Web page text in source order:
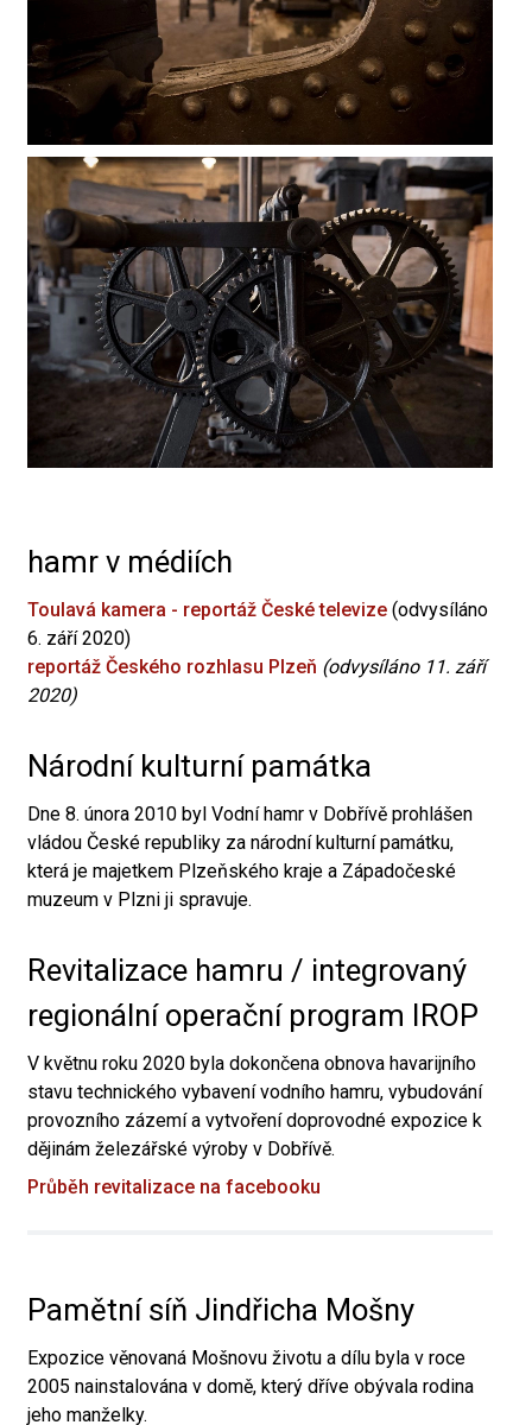
hamr v médiích
Toulavá kamera - reportáž České televize (odvysíláno
6. září 2020)
reportáž Českého rozhlasu Plzeň (odvysíláno 11. září
2020)
Národní kulturní památka
Dne 8. února 2010 byl Vodní hamr v Dobřívě prohlášen
vládou České republiky za národní kulturní památku,
která je majetkem Plzeňského kraje a Západočeské
muzeum v Plzni ji spravuje.
Revitalizace hamru / integrovaný
regionální operační program IROP
V květnu roku 2020 byla dokončena obnova havarijního
stavu technického vybavení vodního hamru, vybudování
provozního zázemí a vytvoření doprovodné expozice k
dějinám železářské výroby v Dobřívě.
Průběh revitalizace na facebooku
Pamětní síň Jindřicha Mošny
Expozice věnovaná Mošnovu životu a dílu byla v roce
2005 nainstalována v domě, který dříve obývala rodina
jeho manželky.